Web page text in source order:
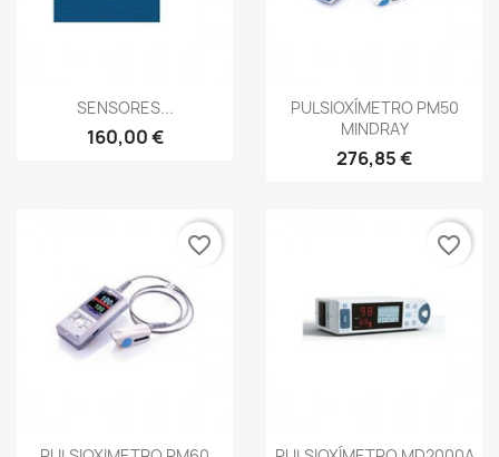
Vista rápida
SENSORES...
160,00 €
Vista rápida
PULSIOXÍMETRO PM50
MINDRAY
276,85 €
Vista rápida
favorite_border
Vista rápida
favorite_border